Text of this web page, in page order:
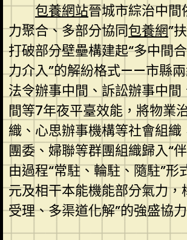
包養網站晉城市綜治中間
力聚合、多部分協同包養網”
打破部分壁壘構建起“多中間
力介入”的解紛格式——市縣
法令辦事中間、訴訟辦事中間
間等7年夜平臺效能，將物業
織、心思辦事機構等社會組織
團委、婦聯等群團組織歸入“
由過程“常駐、輪駐、隨駐”形
元及相干本能機能部分氣力，
受理、多渠道化解”的強盛協